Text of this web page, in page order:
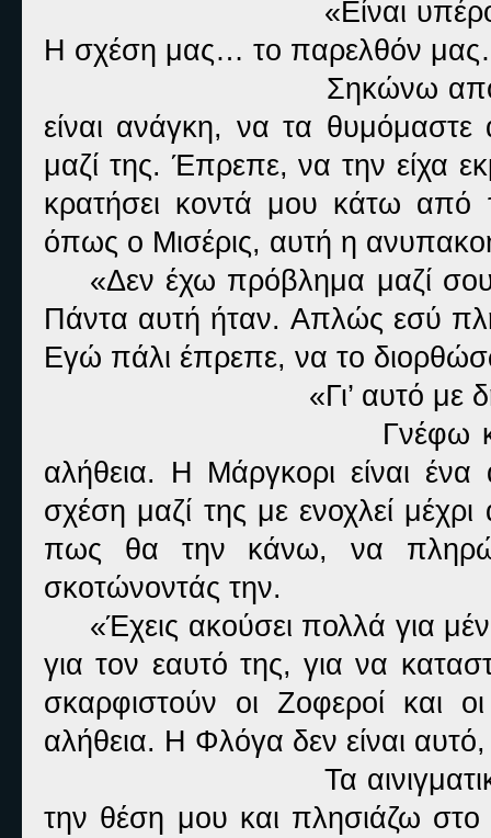
«Είναι
Η σχέση μας… το παρελθόν
Σηκώνω
είναι ανάγκη, να τα
μαζί της. Έπρεπε, να την είχα
κρατήσει κοντά μου κάτω
όπως ο Μισέρις, αυτή η
«Δεν έχω πρόβλημα μαζί
Πάντα αυτή ήταν. Απλώς εσύ
Εγώ πάλι έπρεπε, να το
«Γι’ αυτό με
Γνέφω
αλήθεια. Η Μάργκορι είναι ένα
σχέση μαζί της με ενοχλεί
πως θα την κάνω, να
σκοτώνοντάς την.
«Έχεις ακούσει πολλά για
για τον εαυτό της, για να
σκαρφιστούν οι Ζοφεροί και
αλήθεια. Η Φλόγα δεν είναι
Τα
την θέση μου και πλησιάζω στο